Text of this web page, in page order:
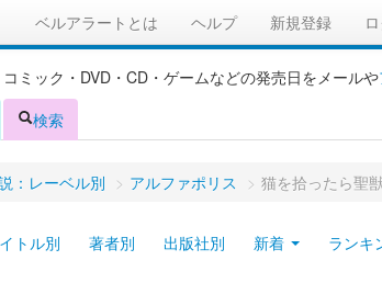
ベルアラートとは ヘルプ 新規登録
ミック・DVD・CD・ゲームなどの発売日をメールや
検索
：レーベル別 > アルファポリス > 猫を拾ったら聖
トル別 著者別 出版社別 新着 ランキ